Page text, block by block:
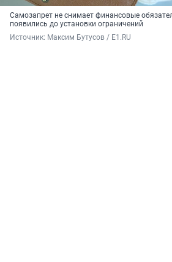
Самозапрет не снимает финансовые
появились до установки ограничений
Источник: Максим Бутусов / E1.RU